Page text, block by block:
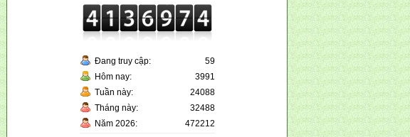
Đang truy cập:
59
Hôm nay:
3991
Tuần này:
24088
Tháng này:
32488
Năm 2026:
472212